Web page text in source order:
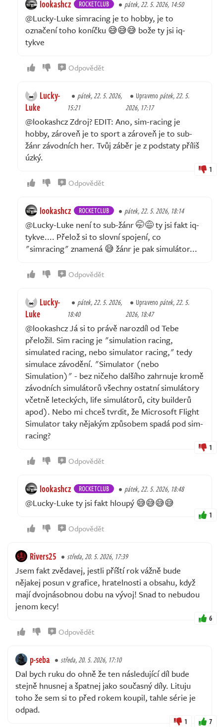
lookashcz ROCKETCLUB pátek, 22. 5. 2026, 14:50
@Lucky-Luke simracing je to hobby, je to
označení toho koníčku 😅😅😅 bože ty jsi iq-
tykve
Odpovědět
Lucky-
Luke
pátek, 22. 5. 2026,
15:21
Upravenopátek, 22. 5.
2026, 17:17
@lookashcz Zdroj? EDIT: Ano, sim-racing je
hobby, zároveň je to sport a zároveň je to sub-
žánr závodních her. Tvůj záběr je z podstaty příliš
úzký.
1
Odpovědět
lookashcz ROCKETCLUB pátek, 22. 5. 2026, 18:14
@Lucky-Luke není to sub-žánr 🤭😅 ty jsi fakt iq-
tykve.... Přelož si to slovní spojení, co
"simracing" znamená 😅 žánr je pak simulátor...
Odpovědět
Lucky-
Luke
pátek, 22. 5. 2026,
18:40
Upravenopátek, 22. 5.
2026, 18:47
@lookashcz Já si to právě narozdíl od Tebe
přeložil. Sim racing je "simulation racing,
simulated racing, nebo simulator racing," tedy
simulace závodění. "Simulator (nebo
Simulation)" - bez ničeho dalšího zahrnuje kromě
závodních simulátorů všechny ostatní simulátory
včetně leteckých, life simulátorů, city builderů
apod). Nebo mi chceš tvrdit, že Microsoft Flight
Simulator taky nějakým způsobem spadá pod sim-
racing?
1
Odpovědět
lookashcz ROCKETCLUB pátek, 22. 5. 2026, 18:48
@Lucky-Luke ty jsi fakt hloupý 😅😅😅😅
1
Odpovědět
Rivers25 středa, 20. 5. 2026, 17:39
Jsem fakt zvědavej, jestli příští rok vážně bude
nějakej posun v grafice, hratelnosti a obsahu, když
mají dvojnásobnou dobu na vývoj! Snad to nebudou
jenom kecy!
6
Odpovědět
p-seba středa, 20. 5. 2026, 17:10
Dal bych ruku do ohně že ten následující díl bude
stejně hnusnej a špatnej jako současný díly. Lituju
toho že sem si to před rokem koupil, tahle série je
odpad.
1 7